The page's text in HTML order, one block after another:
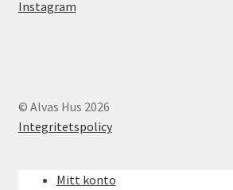
Instagram
© Alvas Hus 2026
Integritetspolicy
Mitt konto